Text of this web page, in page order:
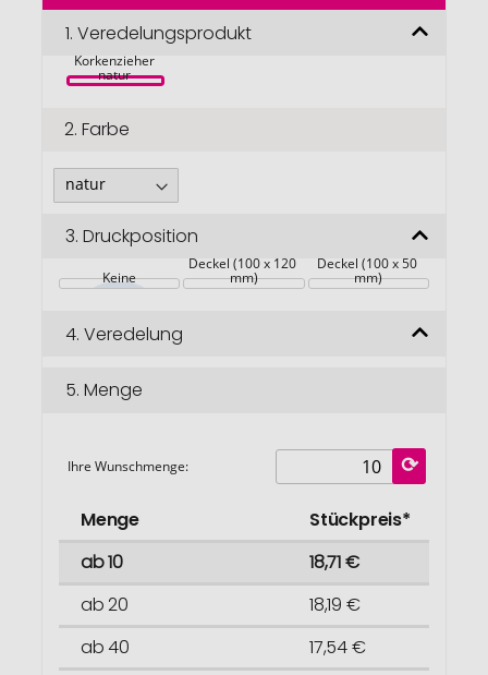
Bildgalerie
springen
1. Veredelungsprodukt
Korkenzieher
natur
2. Farbe
3. Druckposition
Keine
Deckel (100 x 120
mm)
Deckel (100 x 50
mm)
4. Veredelung
5. Menge
Ihre Wunschmenge:
Menge
Stückpreis*
ab 10
18,71 €
ab 20
18,19 €
ab 40
17,54 €